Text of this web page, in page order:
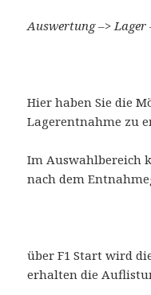
Auswertung –> Lager
Hier haben Sie die
Lagerentnahme zu
Im Auswahlbereich
nach dem
über F1 Start wird
erhalten die